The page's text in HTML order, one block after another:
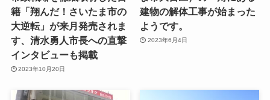
籍「翔んだ！さいたま市の
大逆転」が来月発売されま
す、清水勇人市長への直撃
インタビューも掲載
2023年10月20日
建物の解体工事が始まった
ようです。
2023年6月4日